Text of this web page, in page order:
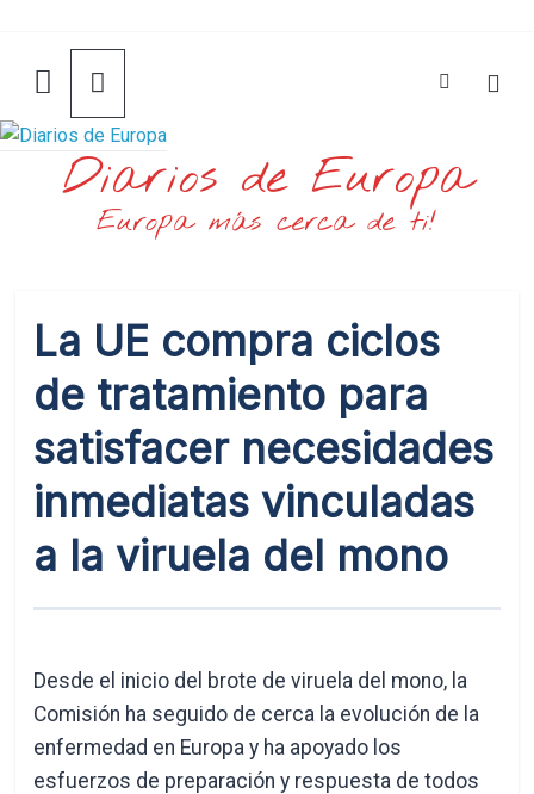
contenido
Diarios de Europa
Europa más cerca de ti!
La UE compra ciclos
de tratamiento para
satisfacer necesidades
inmediatas vinculadas
a la viruela del mono
Desde el inicio del brote de viruela del mono, la
Comisión ha seguido de cerca la evolución de la
enfermedad en Europa y ha apoyado los
esfuerzos de preparación y respuesta de todos